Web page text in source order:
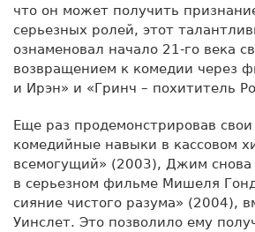
что он может получить
серьезных ролей, этот
ознаменовал начало 21-го века
возвращением к комедии через
и Ирэн» и «Гринч – похититель
Еще раз продемонстрировав
комедийные навыки в кассовом
всемогущий» (2003), Джим снова
в серьезном фильме Мишеля
сияние чистого разума» (2004),
Уинслет. Это позволило ему